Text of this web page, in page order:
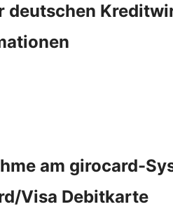
deutschen
am girocard-
Visa Debitkarte